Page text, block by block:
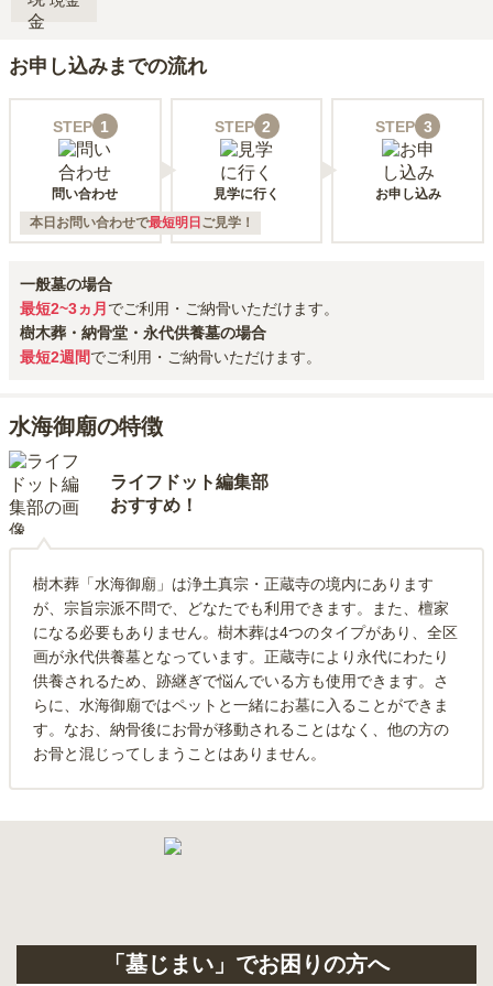
お申し込みまでの流れ
STEP 1
問い合わせ
STEP 2
見学に行く
STEP 3
お申し込み
本日お問い合わせで最短明日 ご見学！
一般墓の場合
最短2~3ヵ月 でご利用・ご納骨いただけます。
樹木葬・納骨堂・永代供養墓の場合
最短2週間でご利用・ご納骨いただけます。
水海御廟の特徴
ライフドット編集部
おすすめ！
樹木葬「水海御廟」は浄土真宗・正蔵寺の境内にあります
が、宗旨宗派不問で、どなたでも利用できます。また、檀家
になる必要もありません。樹木葬は4つのタイプがあり、全区
画が永代供養墓となっています。正蔵寺により永代にわたり
供養されるため、跡継ぎで悩んでいる方も使用できます。さ
らに、水海御廟ではペットと一緒にお墓に入ることができま
す。なお、納骨後にお骨が移動されることはなく、他の方の
お骨と混じってしまうことはありません。
「墓じまい」でお困りの方へ